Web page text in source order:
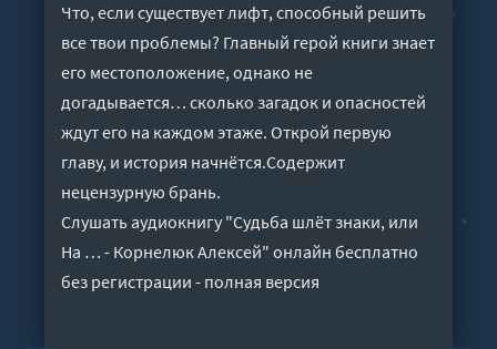
Что, если существует лифт, способный решить
все твои проблемы? Главный герой книги знает
его местоположение, однако не
догадывается… сколько загадок и опасностей
ждут его на каждом этаже. Открой первую
главу, и история начнётся.Содержит
нецензурную брань.
Слушать аудиокнигу "Судьба шлёт знаки, или
На … - Корнелюк Алексей" онлайн бесплатно
без регистрации - полная версия